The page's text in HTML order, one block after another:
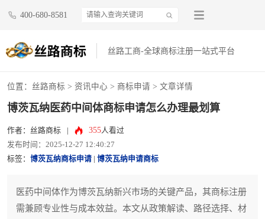
400-680-8581
丝路工商-全球商标注册一站式平台
位置： 丝路商标 > 资讯中心 > 商标申请 > 文章详情
博茨瓦纳医药中间体商标申请怎么办理最划算
作者：丝路商标 355人看过
发布时间：2025-12-27 12:40:27
标签： 博茨瓦纳商标申请 博茨瓦纳申请商标
医药中间体作为博茨瓦纳新兴市场的关键产品，其商标注册
需兼顾专业性与成本效益。本文从政策解读、路径选择、材